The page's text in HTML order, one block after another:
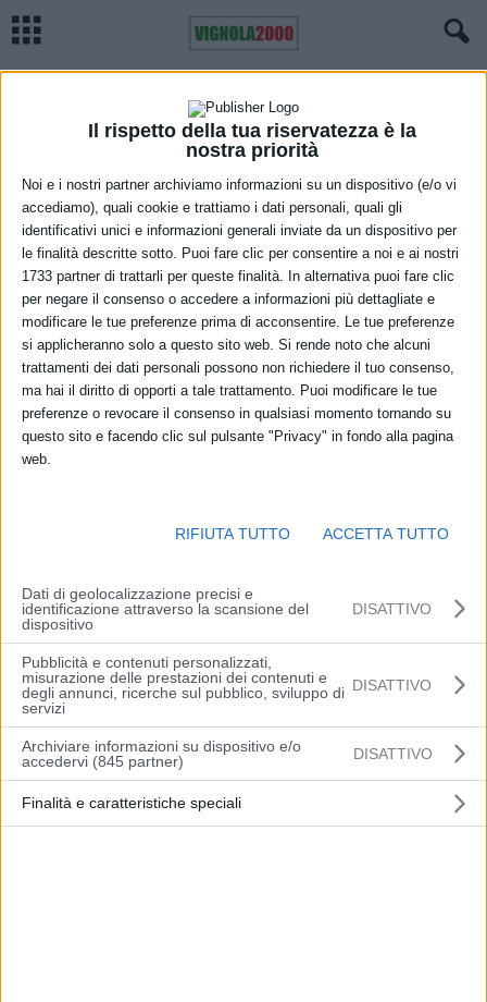
Il rispetto della tua riservatezza è la
nostra priorità
Noi e i nostri partner archiviamo informazioni su un dispositivo (e/o vi
accediamo), quali cookie e trattiamo i dati personali, quali gli
identificativi unici e informazioni generali inviate da un dispositivo per
le finalità descritte sotto. Puoi fare clic per consentire a noi e ai nostri
1733 partner di trattarli per queste finalità. In alternativa puoi fare clic
per negare il consenso o accedere a informazioni più dettagliate e
modificare le tue preferenze prima di acconsentire. Le tue preferenze
si applicheranno solo a questo sito web. Si rende noto che alcuni
trattamenti dei dati personali possono non richiedere il tuo consenso,
ma hai il diritto di opporti a tale trattamento. Puoi modificare le tue
preferenze o revocare il consenso in qualsiasi momento tornando su
questo sito e facendo clic sul pulsante "Privacy" in fondo alla pagina
web.
RIFIUTA TUTTO ACCETTA TUTTO
Dati di geolocalizzazione precisi e
identificazione attraverso la scansione del
dispositivo
DISATTIVO
Pubblicità e contenuti personalizzati,
misurazione delle prestazioni dei contenuti e
degli annunci, ricerche sul pubblico, sviluppo di
servizi
DISATTIVO
Archiviare informazioni su dispositivo e/o
accedervi (845 partner)
DISATTIVO
Finalità e caratteristiche speciali
Home Meteo Previsioni meteo Emilia Romagna, lunedì 18 gennaio
Previsioni meteo Emilia Romagna,
lunedì 18 gennaio
17 Gennaio 2021
Al mattino sereno salvo il settore orientale dove permarranno
addensamenti nuvolosi ma con assenza di precipitazioni. Nel
pomeriggio soleggiato su tutta la regione. Temperature: minime in
stazionarie tra 4 e 7 gradi. Venti: deboli occidentali. Mare: calmo o
(Arpae)
Articolo precedente
Previsioni meteo Emilia
Romagna, domenica 17
Articolo successivo
Testimoni di Geova:
preoccupazione delle